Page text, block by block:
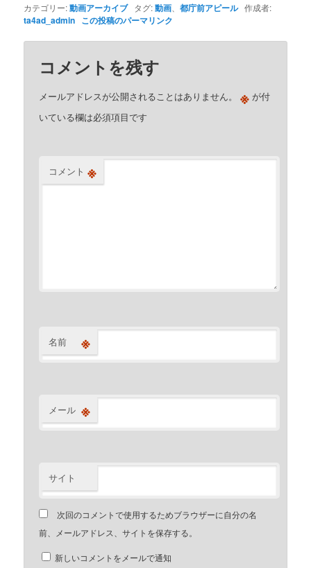
カテゴリー:動画アーカイブタグ:動画 、都庁前アピール作成者:
ta4ad_admin この投稿のパーマリンク
コメントを残す
メールアドレスが公開されることはありません。 ※ が付
いている欄は必須項目です
コメント ※
名前 ※
メール ※
サイト
次回のコメントで使用するためブラウザーに自分の名
前、メールアドレス、サイトを保存する。
新しいコメントをメールで通知